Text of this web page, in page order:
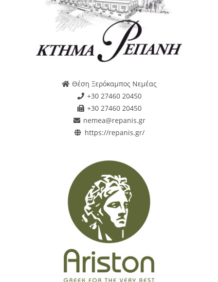
Θέση Ξερόκαμπος Νεμέας
+30 27460 20450
+30 27460 20450
nemea@repanis.gr
https://repanis.gr/